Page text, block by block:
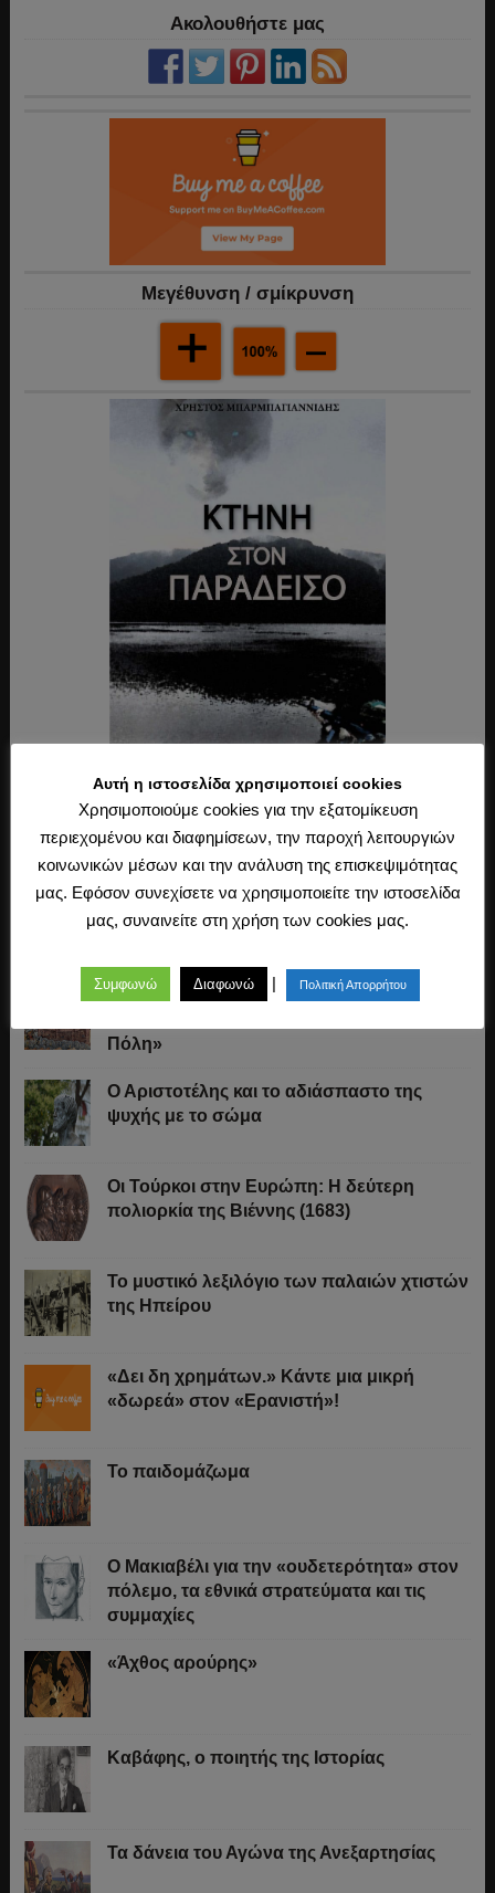
Ακολουθήστε μας
Mεγέθυνση / σμίκρυνση
Τελευταία Άρθρα
Ελληνικό πεζοδρόμιο: Οδηγός επιβίωσης
Ο Μακιαβέλι, η αναγκαιότητα του εθνικού
Πόλη»
Ο Αριστοτέλης και το αδιάσπαστο της
ψυχής με το σώμα
Οι Τούρκοι στην Ευρώπη: Η δεύτερη
πολιορκία της Βιέννης (1683)
Το μυστικό λεξιλόγιο των παλαιών χτιστών
της Ηπείρου
«Δει δη χρημάτων.» Κάντε μια μικρή
«δωρεά» στον «Ερανιστή»!
Το παιδομάζωμα
O Μακιαβέλι για την «ουδετερότητα» στον
πόλεμο, τα εθνικά στρατεύματα και τις
συμμαχίες
«Άχθος αρούρης»
Καβάφης, ο ποιητής της Ιστορίας
Τα δάνεια του Αγώνα της Ανεξαρτησίας
Αυτή η ιστοσελίδα χρησιμοποιεί cookies
Χρησιμοποιούμε cookies για την εξατομίκευση
περιεχομένου και διαφημίσεων, την παροχή λειτουργιών
κοινωνικών μέσων και την ανάλυση της επισκεψιμότητας
μας. Εφόσον συνεχίσετε να χρησιμοποιείτε την ιστοσελίδα
μας, συναινείτε στη χρήση των cookies μας.
Συμφωνώ Διαφωνώ | Πολιτική Απορρήτου